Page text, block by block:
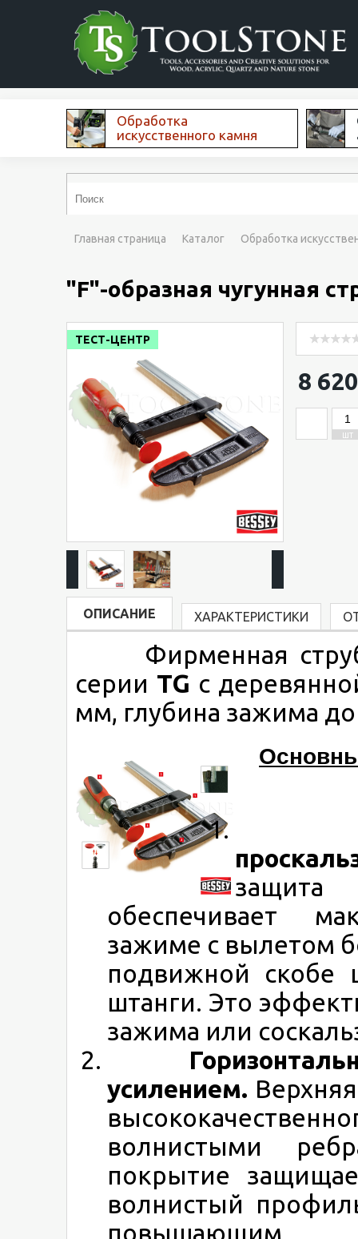
Обработка
искусственного камня
Главная страница Каталог Обработка
"F"-образная чугунная
ТЕСТ-ЦЕНТР
8
ШТ
ОПИСАНИЕ ХАРАКТЕРИСТИКИ
Фирменная
серии TG с
мм, глубина зажима
защита
обеспечивает
зажиме с вылетом
подвижной скобе
штанги. Это
зажима или
усилением.
волнистыми
покрытие
волнистый
повышающим